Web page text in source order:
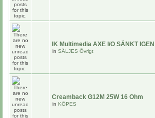
IK Multimedia AXE I/O SÄNKT IGEN
in SÄLJES Övrigt
Creamback G12M 25W 16 Ohm
in KÖPES